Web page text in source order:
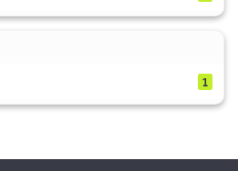
1